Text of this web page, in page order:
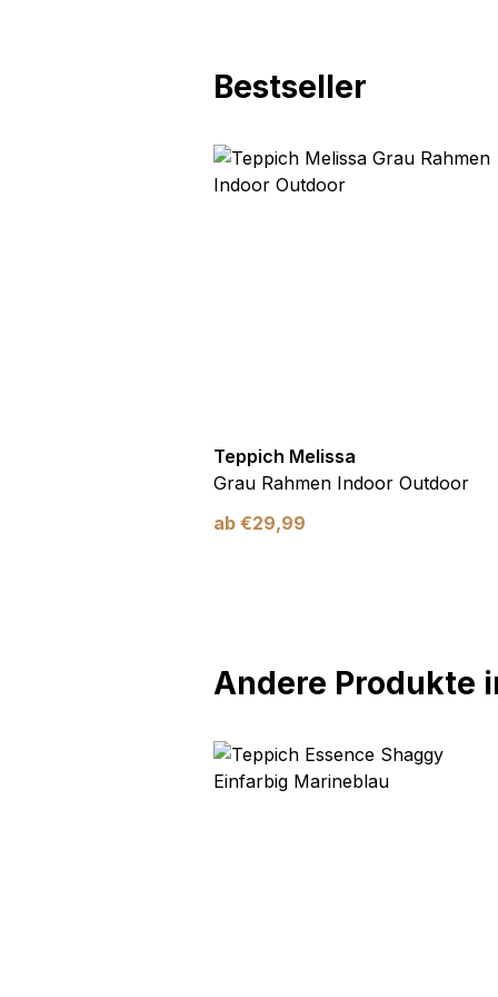
Bestseller
Teppich Melissa
Grau Rahmen Indoor Outdoor
ab €29,99
Andere Produkte